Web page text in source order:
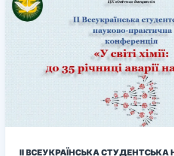
ІІ ВСЕУКРАЇНСЬКА СТУДЕНТСЬКА